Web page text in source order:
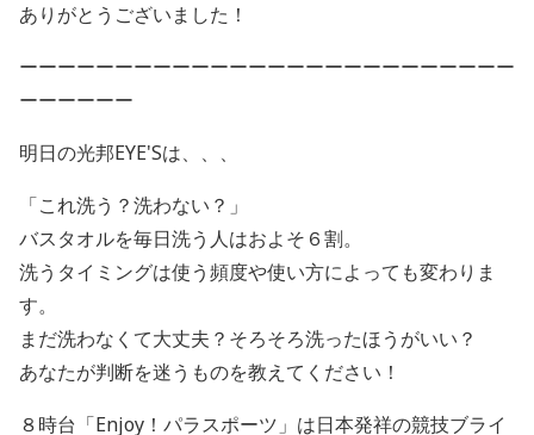
ありがとうございました！
ーーーーーーーーーーーーーーーーーーーーーーーーーー
ーーーーーー
明日の光邦EYE'Sは、、、
「これ洗う？洗わない？」
バスタオルを毎日洗う人はおよそ６割。
洗うタイミングは使う頻度や使い方によっても変わりま
す。
まだ洗わなくて大丈夫？そろそろ洗ったほうがいい？
あなたが判断を迷うものを教えてください！
８時台「Enjoy！パラスポーツ」は日本発祥の競技ブライ